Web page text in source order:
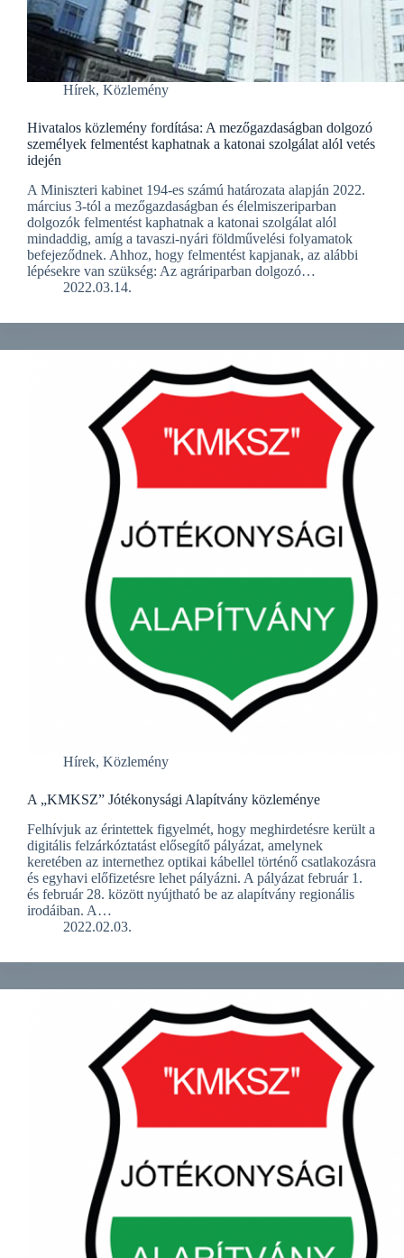
Hírek, Közlemény
Hivatalos közlemény fordítása: A mezőgazdaságban dolgozó
személyek felmentést kaphatnak a katonai szolgálat alól vetés
idején
A Miniszteri kabinet 194-es számú határozata alapján 2022.
március 3-tól a mezőgazdaságban és élelmiszeriparban
dolgozók felmentést kaphatnak a katonai szolgálat alól
mindaddig, amíg a tavaszi-nyári földművelési folyamatok
befejeződnek. Ahhoz, hogy felmentést kapjanak, az alábbi
lépésekre van szükség: Az agráriparban dolgozó…
2022.03.14.
Hírek, Közlemény
A „KMKSZ” Jótékonysági Alapítvány közleménye
Felhívjuk az érintettek figyelmét, hogy meghirdetésre került a
digitális felzárkóztatást elősegítő pályázat, amelynek
keretében az internethez optikai kábellel történő csatlakozásra
és egyhavi előfizetésre lehet pályázni. A pályázat február 1.
és február 28. között nyújtható be az alapítvány regionális
irodáiban. A…
2022.02.03.